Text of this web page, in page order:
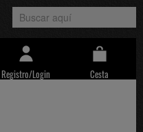
Registro/Login Cesta